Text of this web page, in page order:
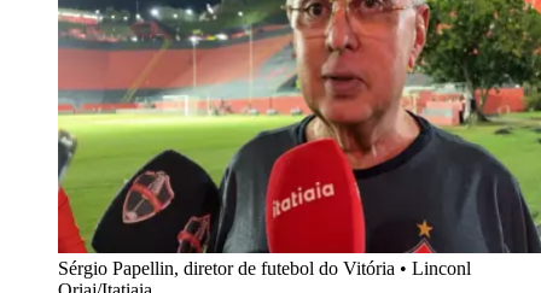
Sérgio Papellin, diretor de futebol do Vitória • Linconl